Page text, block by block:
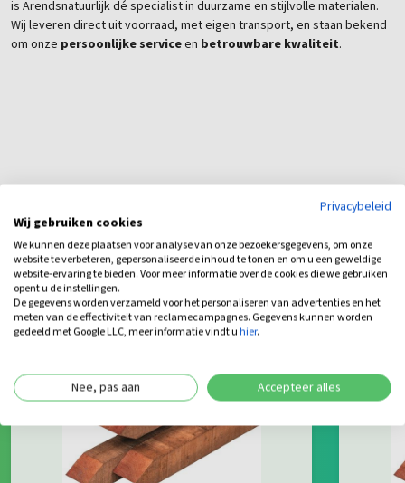
is Arendsnatuurlijk dé specialist in duurzame en stijlvolle materialen.
Wij leveren direct uit voorraad, met eigen transport, en staan bekend
om onze persoonlijke serviceen betrouwbare kwaliteit.
Bijbehorende producten
Privacybeleid
Wij gebruiken cookies
We kunnen deze plaatsen voor analyse van onze bezoekersgegevens, om onze
website te verbeteren, gepersonaliseerde inhoud te tonen en om u een geweldige
website-ervaring te bieden. Voor meer informatie over de cookies die we gebruiken
opent u de instellingen.
De gegevens worden verzameld voor het personaliseren van advertenties en het
meten van de effectiviteit van reclamecampagnes. Gegevens kunnen worden
gedeeld met Google LLC, meer informatie vindt uhier.
Nee, pas aan Accepteer alles